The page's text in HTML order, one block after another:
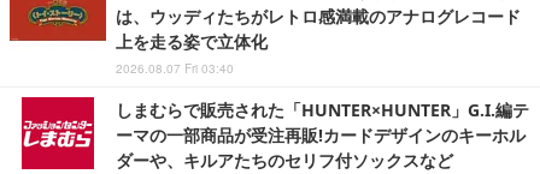
は、ウッディたちがレトロ感満載のアナログレコード
上を走る姿で立体化
2026.08.07 Fri 03:40
しまむらで販売された「HUNTER×HUNTER」G.I.編テ
ーマの一部商品が受注再販!カードデザインのキーホル
ダーや、キルアたちのセリフ付ソックスなど